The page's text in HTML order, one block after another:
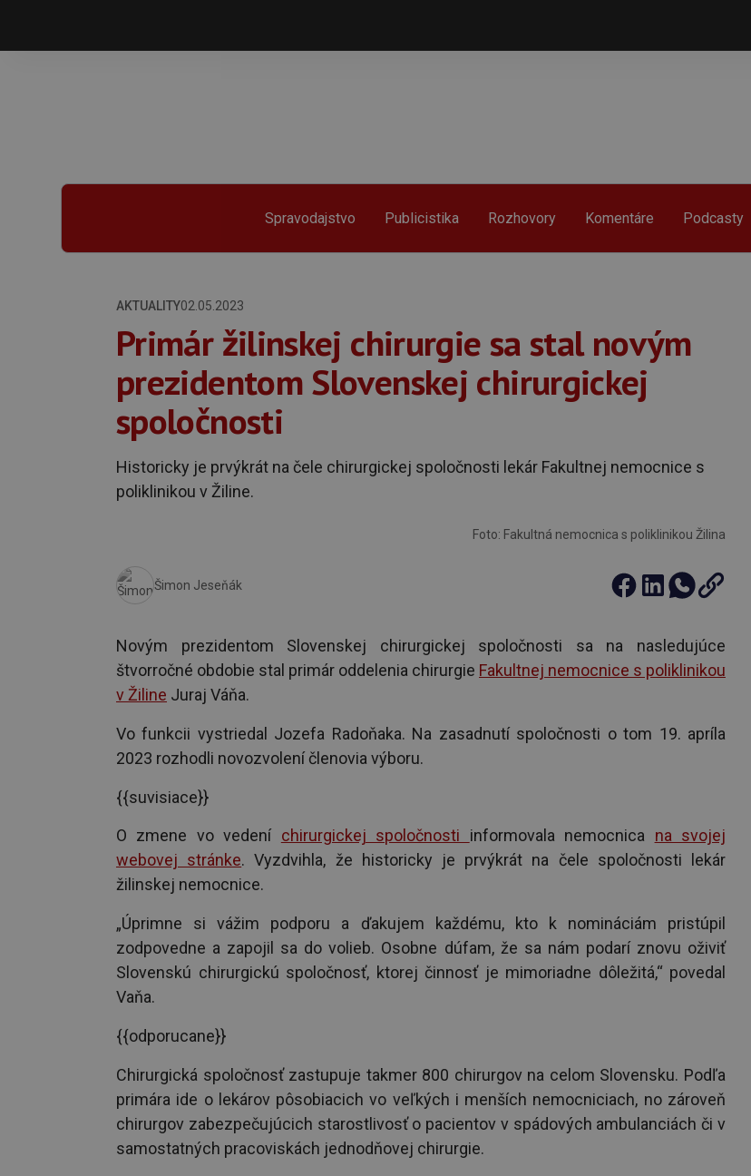
Spravodajstvo Publicistika Rozhovory Komentáre Podcasty
AKTUALITY02.05.2023
Primár žilinskej chirurgie sa stal novým
prezidentom Slovenskej chirurgickej
spoločnosti
Historicky je prvýkrát na čele chirurgickej spoločnosti lekár Fakultnej nemocnice s
poliklinikou v Žiline.
Foto: Fakultná nemocnica s poliklinikou Žilina
Šimon Jeseňák
Novým prezidentom Slovenskej chirurgickej spoločnosti sa na nasledujúce
štvorročné obdobie stal primár oddelenia chirurgie Fakultnej nemocnice s poliklinikou
v Žiline Juraj Váňa.
Vo funkcii vystriedal Jozefa Radoňaka. Na zasadnutí spoločnosti o tom 19. apríla
2023 rozhodli novozvolení členovia výboru.
{{suvisiace}}
O zmene vo vedení chirurgickej spoločnosti informovala nemocnica na svojej
webovej stránke. Vyzdvihla, že historicky je prvýkrát na čele spoločnosti lekár
žilinskej nemocnice.
„Úprimne si vážim podporu a ďakujem každému, kto k nomináciám pristúpil
zodpovedne a zapojil sa do volieb. Osobne dúfam, že sa nám podarí znovu oživiť
Slovenskú chirurgickú spoločnosť, ktorej činnosť je mimoriadne dôležitá,“ povedal
Vaňa.
{{odporucane}}
Chirurgická spoločnosť zastupuje takmer 800 chirurgov na celom Slovensku. Podľa
primára ide o lekárov pôsobiacich vo veľkých i menších nemocniciach, no zároveň
chirurgov zabezpečujúcich starostlivosť o pacientov v spádových ambulanciách či v
samostatných pracoviskách jednodňovej chirurgie.